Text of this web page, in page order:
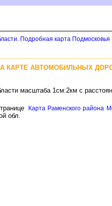
Подробная карта
КАРТЕ АВТОМОБИЛЬНЫХ
масштаба 1см:2км с
Карта Раменского района
обл.